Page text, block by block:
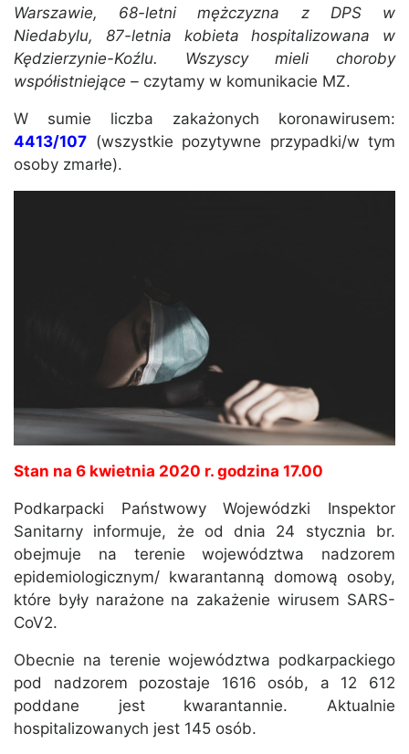
Warszawie, 68-letni mężczyzna z DPS w
Niedabylu, 87-letnia kobieta hospitalizowana w
Kędzierzynie-Koźlu. Wszyscy mieli choroby
współistniejące – czytamy w komunikacie MZ.
W sumie liczba zakażonych koronawirusem:
4413/107 (wszystkie pozytywne przypadki/w tym
osoby zmarłe).
Stan na 6 kwietnia 2020 r. godzina 17.00
Podkarpacki Państwowy Wojewódzki Inspektor
Sanitarny informuje, że od dnia 24 stycznia br.
obejmuje na terenie województwa nadzorem
epidemiologicznym/ kwarantanną domową osoby,
które były narażone na zakażenie wirusem SARS-
CoV2.
Obecnie na terenie województwa podkarpackiego
pod nadzorem pozostaje 1616 osób, a 12 612
poddane jest kwarantannie. Aktualnie
hospitalizowanych jest 145 osób.